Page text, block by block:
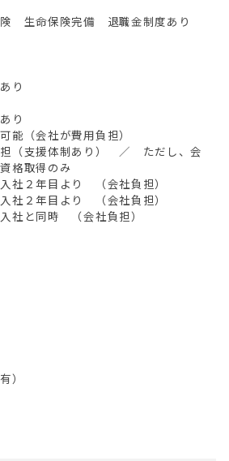
生命保険完備 退職金制度あり
り
り
能（会社が費用負担）
担（支援体制あり） ／ ただし、会
格取得のみ
年目より （会社負担）
２年目より （会社負担）
と同時 （会社負担）
）